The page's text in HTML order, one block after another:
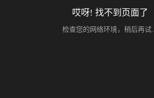
哎呀! 找不到页面了
检查您的网络环境，稍后再试...